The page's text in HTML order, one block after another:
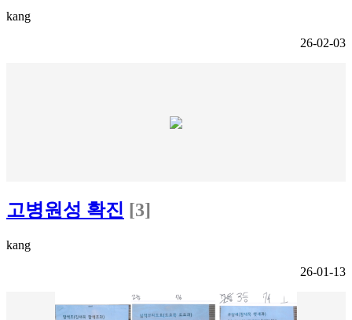
kang
26-02-03
고병원성 확진 [3]
kang
26-01-13